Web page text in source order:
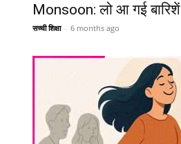
Monsoon: लो आ गई बारिशें
सच्ची शिक्षा - 6 months ago